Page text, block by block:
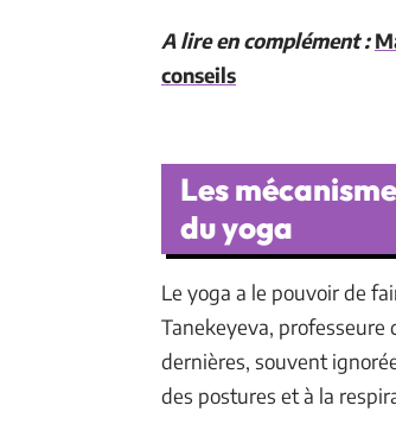
A lire en complément :
conseils
Les
du yoga
Le yoga a le pouvoir de
Tanekeyeva, professeure
dernières, souvent
des postures et à la